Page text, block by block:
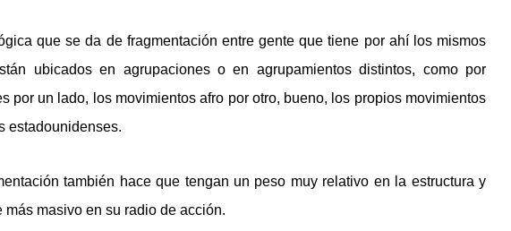
que se da de fragmentación entre gente que tiene por ahí los mismos
ubicados en agrupaciones o en agrupamientos distintos, como por
por un lado, los movimientos afro por otro, bueno, los propios movimientos
estadounidenses.
también hace que tengan un peso muy relativo en la estructura y
masivo en su radio de acción.